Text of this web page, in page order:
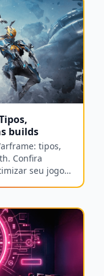
builds
tipos,
Confira
seu jogo